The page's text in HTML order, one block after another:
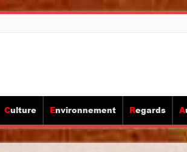
Culture Environnement Regards